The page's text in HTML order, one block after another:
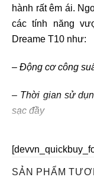
hành rất êm ái.
các tính năng
Dreame T10 như:
– Động cơ công
– Thời gian sử
sạc đầy
– Lực hút cực
– Pin có thể tháo
SẢN PHẨM